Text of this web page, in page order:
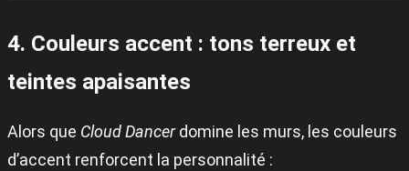
4. Couleurs accent : tons terreux et
teintes apaisantes
Alors que Cloud Dancerdomine les murs, les couleurs
d’accent renforcent la personnalité :